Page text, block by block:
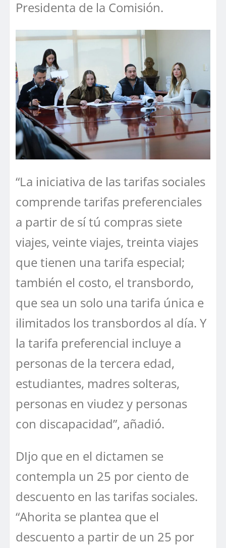
Presidenta de la Comisión.
“La iniciativa de las tarifas sociales
comprende tarifas preferenciales
a partir de sí tú compras siete
viajes, veinte viajes, treinta viajes
que tienen una tarifa especial;
también el costo, el transbordo,
que sea un solo una tarifa única e
ilimitados los transbordos al día. Y
la tarifa preferencial incluye a
personas de la tercera edad,
estudiantes, madres solteras,
personas en viudez y personas
con discapacidad”, añadió.
DIjo que en el dictamen se
contempla un 25 por ciento de
descuento en las tarifas sociales.
“Ahorita se plantea que el
descuento a partir de un 25 por